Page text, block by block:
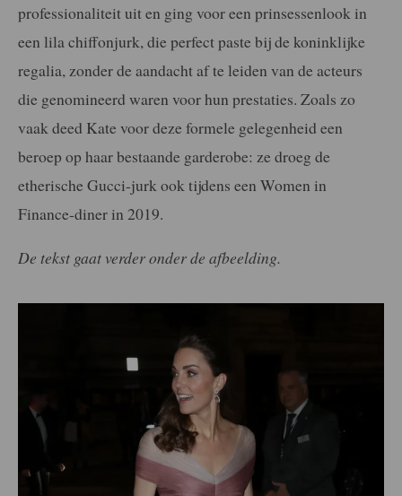
professionaliteit uit en ging voor een prinsessenlook in
een lila chiffonjurk, die perfect paste bij de koninklijke
regalia, zonder de aandacht af te leiden van de acteurs
die genomineerd waren voor hun prestaties. Zoals zo
vaak deed Kate voor deze formele gelegenheid een
beroep op haar bestaande garderobe: ze droeg de
etherische Gucci-jurk ook tijdens een Women in
Finance-diner in 2019.
De tekst gaat verder onder de afbeelding.